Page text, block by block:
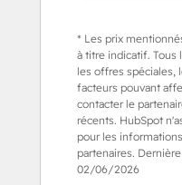
* Les prix
à titre indicatif. Tous
les offres spéciales,
facteurs pouvant
contacter le
récents. HubSpot
pour les
partenaires.
02/06/2026